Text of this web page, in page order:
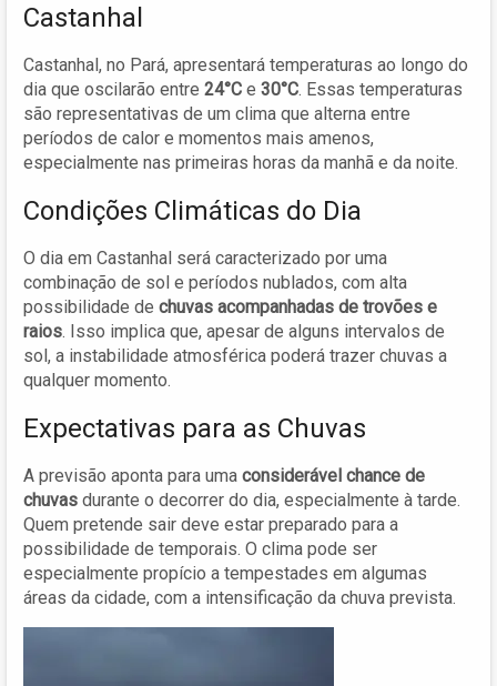
Castanhal
Castanhal, no Pará, apresentará temperaturas ao longo do
dia que oscilarão entre 24°C e 30°C. Essas temperaturas
são representativas de um clima que alterna entre
períodos de calor e momentos mais amenos,
especialmente nas primeiras horas da manhã e da noite.
Condições Climáticas do Dia
O dia em Castanhal será caracterizado por uma
combinação de sol e períodos nublados, com alta
possibilidade de chuvas acompanhadas de trovões e
raios. Isso implica que, apesar de alguns intervalos de
sol, a instabilidade atmosférica poderá trazer chuvas a
qualquer momento.
Expectativas para as Chuvas
A previsão aponta para uma considerável chance de
chuvas durante o decorrer do dia, especialmente à tarde.
Quem pretende sair deve estar preparado para a
possibilidade de temporais. O clima pode ser
especialmente propício a tempestades em algumas
áreas da cidade, com a intensificação da chuva prevista.